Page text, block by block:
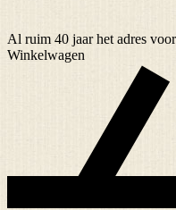
Al ruim 40 jaarhet adres
Winkelwagen